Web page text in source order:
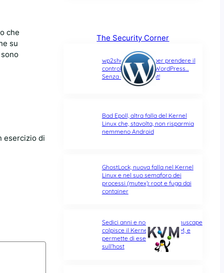
che
su
esercizio di
The Security Corner
wp2shell: due CVE per prendere il
controllo di un sito WordPress…
Senza alcun account!
Bad Epoll, altra falla del Kernel
Linux che, stavolta, non risparmia
nemmeno Android
GhostLock, nuova falla nel Kernel
Linux e nel suo semaforo dei
processi (mutex): root e fuga dai
container
Sedici anni e non sentirli: Januscape
colpisce il Kernel Linux e KVM, e
permette di eseguire codice
sull’host